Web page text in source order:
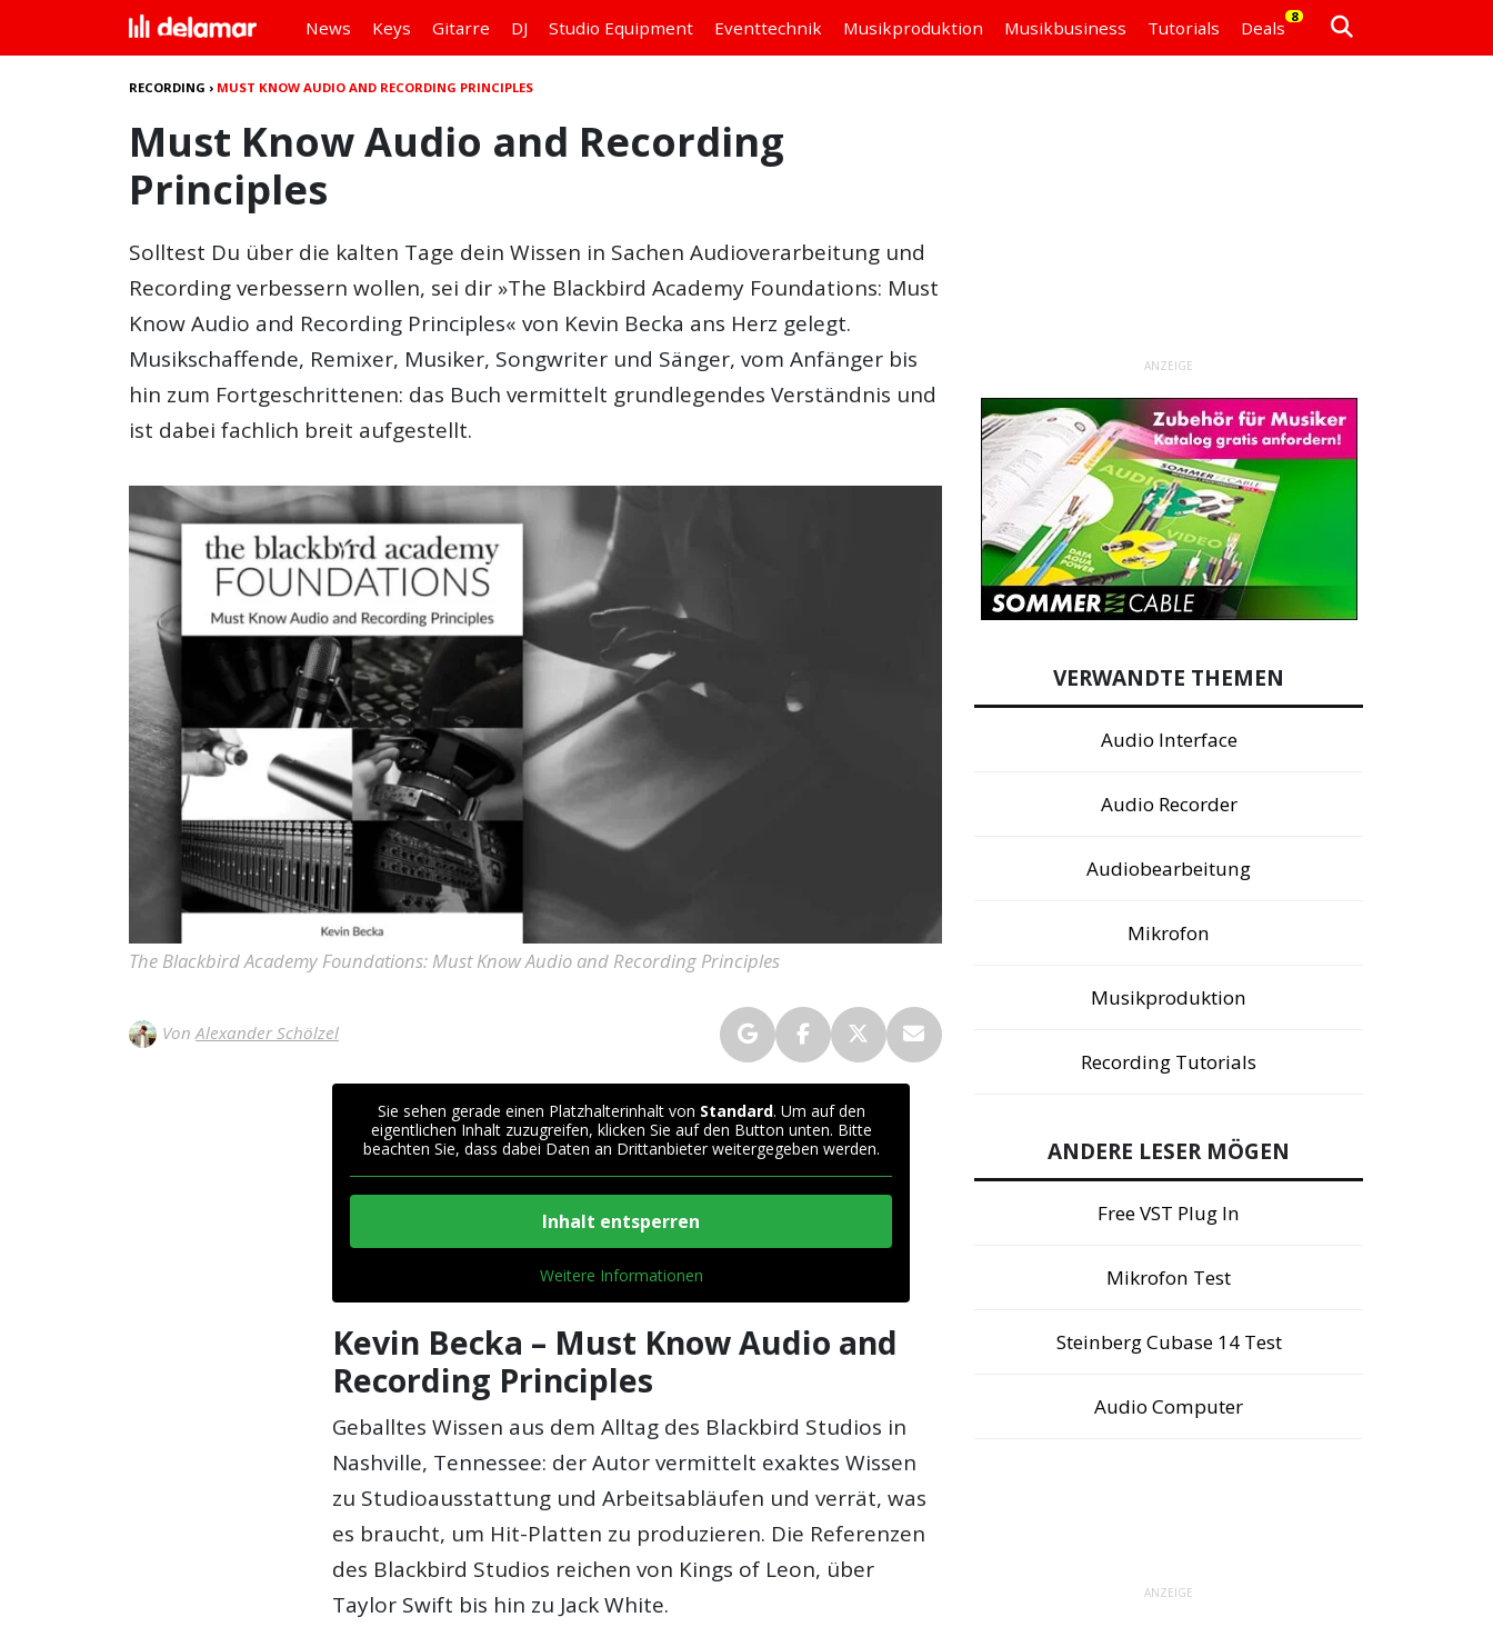
News Keys Gitarre DJ Studio Equipment Eventtechnik Musikproduktion Musikbusiness Tutorials Deals
8
RECORDING › MUST KNOW AUDIO AND RECORDING PRINCIPLES
Must Know Audio and Recording
Principles
Solltest Du über die kalten Tage dein Wissen in Sachen Audioverarbeitung und
Recording verbessern wollen, sei dir »The Blackbird Academy Foundations: Must
Know Audio and Recording Principles« von Kevin Becka ans Herz gelegt.
Musikschaffende, Remixer, Musiker, Songwriter und Sänger, vom Anfänger bis
hin zum Fortgeschrittenen: das Buch vermittelt grundlegendes Verständnis und
ist dabei fachlich breit aufgestellt.
The Blackbird Academy Foundations: Must Know Audio and Recording Principles
Von Alexander Schölzel
Sie sehen gerade einen Platzhalterinhalt von Standard. Um auf den
eigentlichen Inhalt zuzugreifen, klicken Sie auf den Button unten. Bitte
beachten Sie, dass dabei Daten an Drittanbieter weitergegeben werden.
Inhalt entsperren
Weitere Informationen
Kevin Becka – Must Know Audio and
Recording Principles
Geballtes Wissen aus dem Alltag des Blackbird Studios in
Nashville, Tennessee: der Autor vermittelt exaktes Wissen
zu Studioausstattung und Arbeitsabläufen und verrät, was
es braucht, um Hit-Platten zu produzieren. Die Referenzen
des Blackbird Studios reichen von Kings of Leon, über
Taylor Swift bis hin zu Jack White.
ANZEIGE
VERWANDTE THEMEN
Audio Interface
Audio Recorder
Audiobearbeitung
Mikrofon
Musikproduktion
Recording Tutorials
ANDERE LESER MÖGEN
Free VST Plug In
Mikrofon Test
Steinberg Cubase 14 Test
Audio Computer
ANZEIGE